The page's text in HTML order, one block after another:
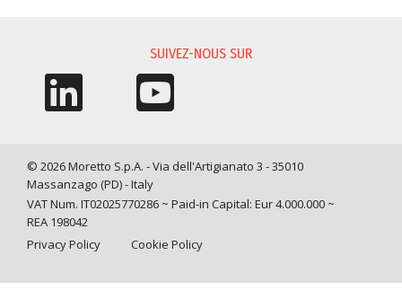
SUIVEZ-NOUS SUR
© 2026 Moretto S.p.A. - Via dell'Artigianato 3 - 35010
Massanzago (PD) - Italy
VAT Num. IT02025770286 ~ Paid-in Capital: Eur 4.000.000 ~
REA 198042
Privacy Policy
Cookie Policy